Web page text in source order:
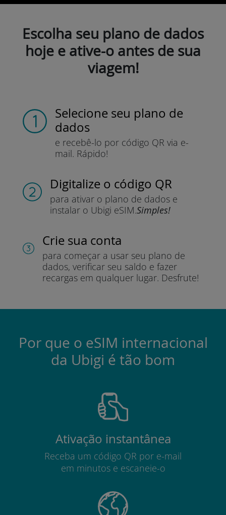
Escolha seu plano de dados
hoje e ative-o antes de sua
viagem!
Selecione seu plano de
dados
e recebê-lo por código QR via e-
mail. Rápido!
Digitalize o código QR
para ativar o plano de dados e
instalar o Ubigi eSIM.Simples!
Crie sua conta
para começar a usar seu plano de
dados, verificar seu saldo e fazer
recargas em qualquer lugar. Desfrute!
Por que o eSIM internacional
da Ubigi é tão bom
Ativação instantânea
Receba um código QR por e-mail
em minutos e escaneie-o